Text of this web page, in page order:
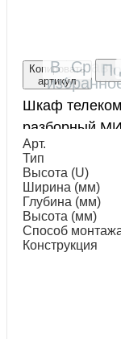
Копировать
артикул
В
Скачать
Скачать
Скачать
СТ-1
Шкаф
разборный
дверь стекло
Арт.
Тип
Высота (U)
Ширина (мм)
Глубина (мм)
Высота (мм)
Способ
Конструкция